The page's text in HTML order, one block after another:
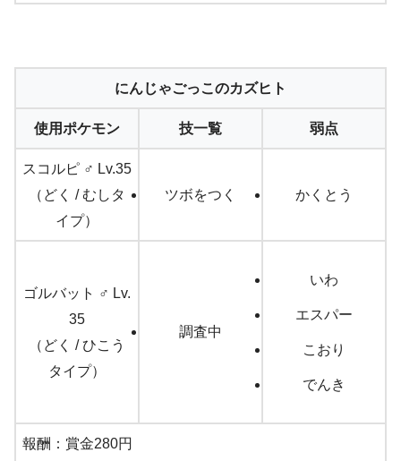
にんじゃごっこのカズヒト
使用ポケモン 技一覧 弱点
スコルピ ♂ Lv.35
（どく / むしタ
イプ）
ツボをつく かくとう
ゴルバット ♂ Lv.
35
（どく / ひこう
タイプ）
調査中
いわ
エスパー
こおり
でんき
報酬：賞金280円